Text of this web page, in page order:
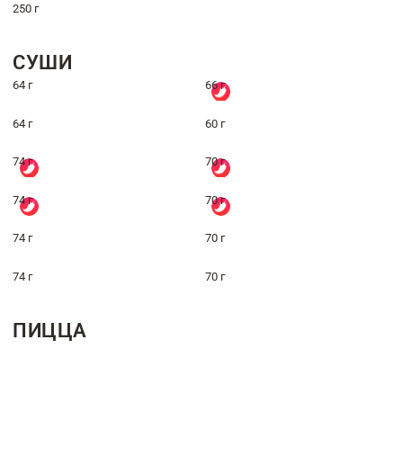
250 г
СУШИ
64 г 66 г
64 г 60 г
74 г 70 г
74 г 70 г
74 г 70 г
74 г 70 г
ПИЦЦА